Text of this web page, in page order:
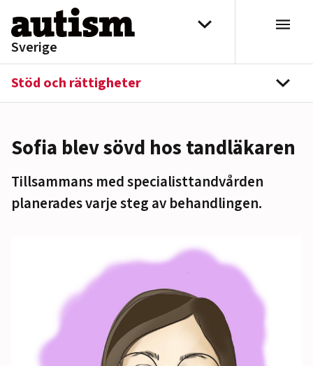
Hoppa till innehåll
Sverige
Välj distrikt
Stöd och rättigheter
Sofia blev sövd hos tandläkaren
Tillsammans med specialisttandvården
planerades varje steg av behandlingen.